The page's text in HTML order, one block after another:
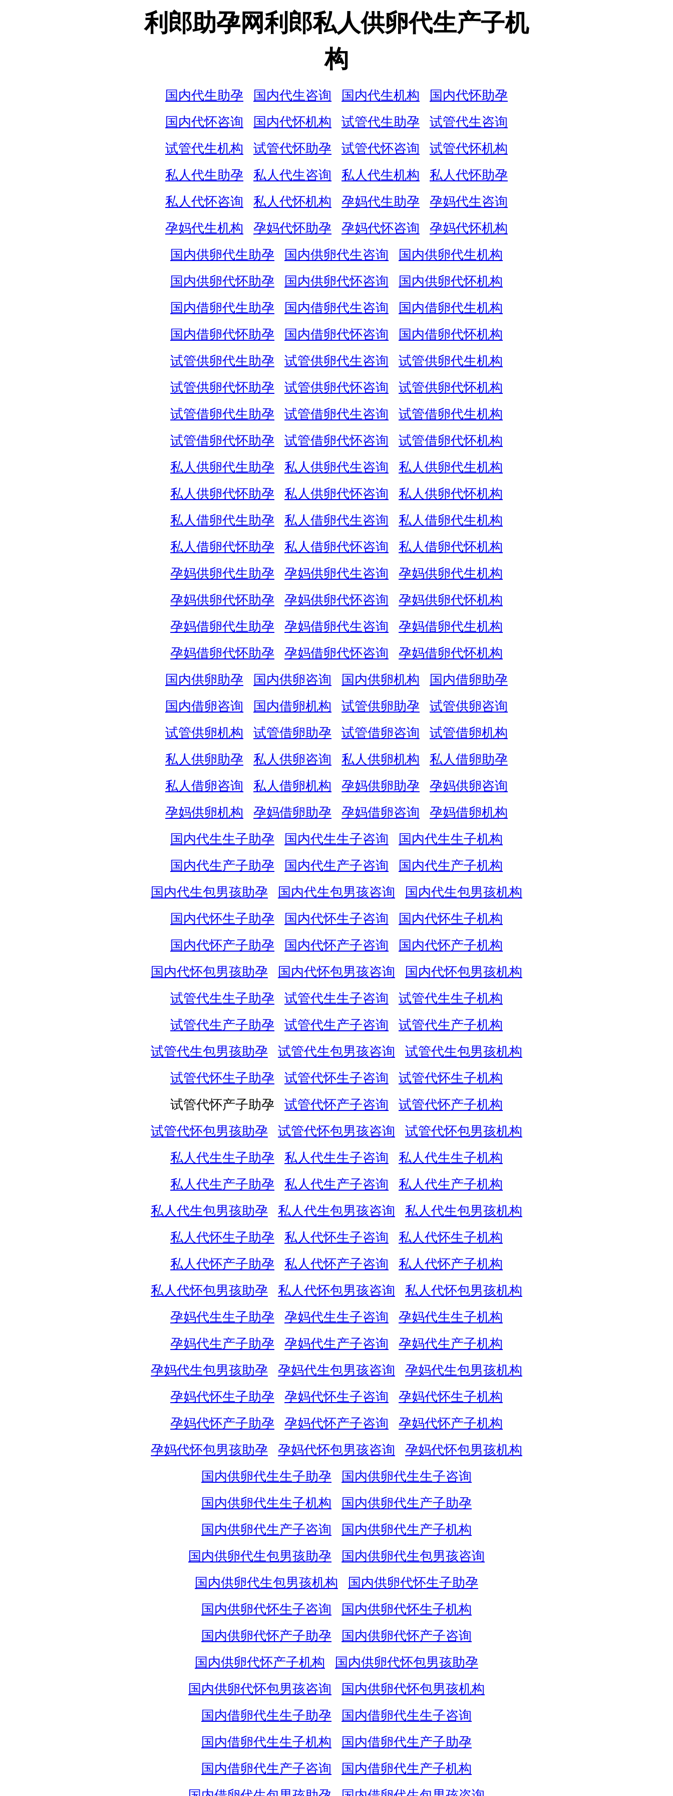
利郎助孕网利郎私人供卵代生产子机
构
国内代生助孕 国内代生咨询 国内代生机构
国内代怀助孕
国内代怀咨询
国内代怀机构 试管代生助孕
试管代生咨询
试管代生机构
试管代怀助孕 试管代怀咨询
试管代怀机构
私人代生助孕
私人代生咨询 私人代生机构
私人代怀助孕
私人代怀咨询
私人代怀机构 孕妈代生助孕
孕妈代生咨询
孕妈代生机构
孕妈代怀助孕 孕妈代怀咨询
孕妈代怀机构
国内供卵代生助孕
国内供卵代生咨询
国内供卵代生机构
国内供卵代怀助孕
国内供卵代怀咨询
国内供卵代怀机构
国内借卵代生助孕
国内借卵代生咨询
国内借卵代生机构
国内借卵代怀助孕
国内借卵代怀咨询
国内借卵代怀机构
试管供卵代生助孕
试管供卵代生咨询
试管供卵代生机构
试管供卵代怀助孕
试管供卵代怀咨询
试管供卵代怀机构
试管借卵代生助孕
试管借卵代生咨询
试管借卵代生机构
试管借卵代怀助孕
试管借卵代怀咨询
试管借卵代怀机构
私人供卵代生助孕
私人供卵代生咨询
私人供卵代生机构
私人供卵代怀助孕
私人供卵代怀咨询
私人供卵代怀机构
私人借卵代生助孕
私人借卵代生咨询
私人借卵代生机构
私人借卵代怀助孕
私人借卵代怀咨询
私人借卵代怀机构
孕妈供卵代生助孕
孕妈供卵代生咨询
孕妈供卵代生机构
孕妈供卵代怀助孕
孕妈供卵代怀咨询
孕妈供卵代怀机构
孕妈借卵代生助孕
孕妈借卵代生咨询
孕妈借卵代生机构
孕妈借卵代怀助孕
孕妈借卵代怀咨询
孕妈借卵代怀机构
国内供卵助孕
国内供卵咨询 国内供卵机构
国内借卵助孕
国内借卵咨询
国内借卵机构 试管供卵助孕
试管供卵咨询
试管供卵机构
试管借卵助孕 试管借卵咨询
试管借卵机构
私人供卵助孕
私人供卵咨询 私人供卵机构
私人借卵助孕
私人借卵咨询
私人借卵机构 孕妈供卵助孕
孕妈供卵咨询
孕妈供卵机构
孕妈借卵助孕 孕妈借卵咨询
孕妈借卵机构
国内代生生子助孕
国内代生生子咨询
国内代生生子机构
国内代生产子助孕
国内代生产子咨询
国内代生产子机构
国内代生包男孩助孕
国内代生包男孩咨询
国内代生包男孩机构
国内代怀生子助孕
国内代怀生子咨询
国内代怀生子机构
国内代怀产子助孕
国内代怀产子咨询
国内代怀产子机构
国内代怀包男孩助孕
国内代怀包男孩咨询
国内代怀包男孩机构
试管代生生子助孕
试管代生生子咨询
试管代生生子机构
试管代生产子助孕
试管代生产子咨询
试管代生产子机构
试管代生包男孩助孕
试管代生包男孩咨询
试管代生包男孩机构
试管代怀生子助孕
试管代怀生子咨询
试管代怀生子机构
试管代怀产子助孕
试管代怀产子咨询
试管代怀产子机构
试管代怀包男孩助孕
试管代怀包男孩咨询
试管代怀包男孩机构
私人代生生子助孕
私人代生生子咨询
私人代生生子机构
私人代生产子助孕
私人代生产子咨询
私人代生产子机构
私人代生包男孩助孕
私人代生包男孩咨询
私人代生包男孩机构
私人代怀生子助孕
私人代怀生子咨询
私人代怀生子机构
私人代怀产子助孕
私人代怀产子咨询
私人代怀产子机构
私人代怀包男孩助孕
私人代怀包男孩咨询
私人代怀包男孩机构
孕妈代生生子助孕
孕妈代生生子咨询
孕妈代生生子机构
孕妈代生产子助孕
孕妈代生产子咨询
孕妈代生产子机构
孕妈代生包男孩助孕
孕妈代生包男孩咨询
孕妈代生包男孩机构
孕妈代怀生子助孕
孕妈代怀生子咨询
孕妈代怀生子机构
孕妈代怀产子助孕
孕妈代怀产子咨询
孕妈代怀产子机构
孕妈代怀包男孩助孕
孕妈代怀包男孩咨询
孕妈代怀包男孩机构
国内供卵代生生子助孕
国内供卵代生生子咨询
国内供卵代生生子机构
国内供卵代生产子助孕
国内供卵代生产子咨询
国内供卵代生产子机构
国内供卵代生包男孩助孕
国内供卵代生包男孩咨询
国内供卵代生包男孩机构
国内供卵代怀生子助孕
国内供卵代怀生子咨询
国内供卵代怀生子机构
国内供卵代怀产子助孕
国内供卵代怀产子咨询
国内供卵代怀产子机构
国内供卵代怀包男孩助孕
国内供卵代怀包男孩咨询
国内供卵代怀包男孩机构
国内借卵代生生子助孕
国内借卵代生生子咨询
国内借卵代生生子机构
国内借卵代生产子助孕
国内借卵代生产子咨询
国内借卵代生产子机构